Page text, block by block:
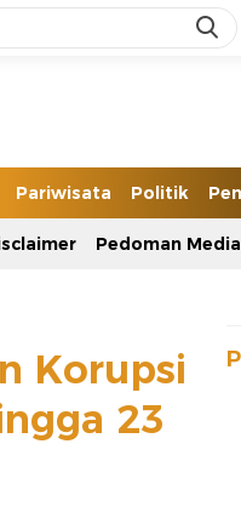
Pariwisata Politik
Pedoman
Korupsi
23